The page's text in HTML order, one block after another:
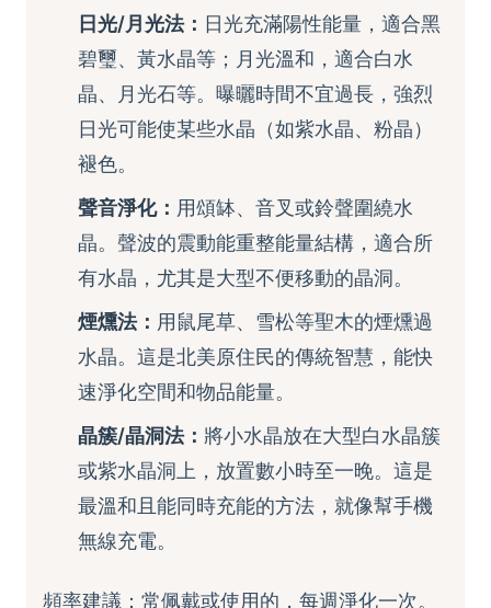
日光/月光法： 日光充滿陽性能量，適合黑
碧璽、黃水晶等；月光溫和，適合白水
晶、月光石等。曝曬時間不宜過長，強烈
日光可能使某些水晶（如紫水晶、粉晶）
褪色。
聲音淨化： 用頌缽、音叉或鈴聲圍繞水
晶。聲波的震動能重整能量結構，適合所
有水晶，尤其是大型不便移動的晶洞。
煙燻法： 用鼠尾草、雪松等聖木的煙燻過
水晶。這是北美原住民的傳統智慧，能快
速淨化空間和物品能量。
晶簇/晶洞法： 將小水晶放在大型白水晶簇
或紫水晶洞上，放置數小時至一晚。這是
最溫和且能同時充能的方法，就像幫手機
無線充電。
頻率建議：常佩戴或使用的，每週淨化一次。